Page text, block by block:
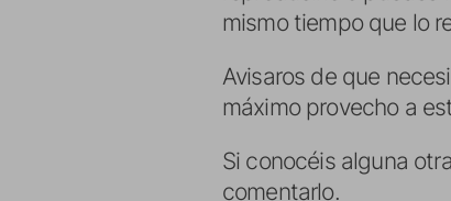
mismo tiempo que lo
Avisaros de que
máximo provecho a
Si conocéis alguna
comentarlo.